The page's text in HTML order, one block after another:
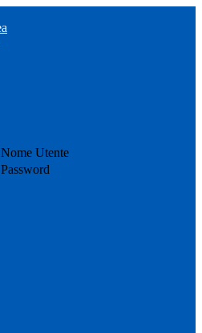
Nome Utente
Password